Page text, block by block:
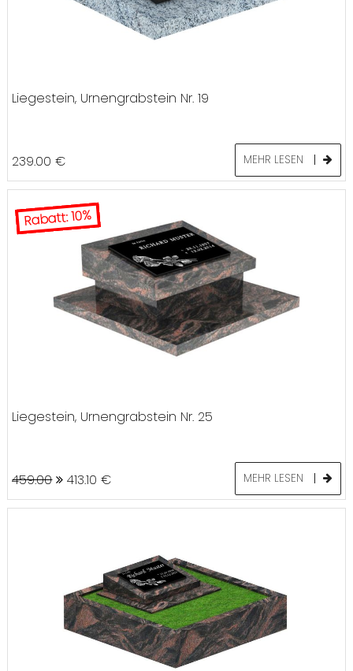
Liegestein, Urnengrabstein Nr. 19
239.00€ MEHR LESEN
Rabatt: 10%
Liegestein, Urnengrabstein Nr. 25
459.00 413.10€ MEHR LESEN